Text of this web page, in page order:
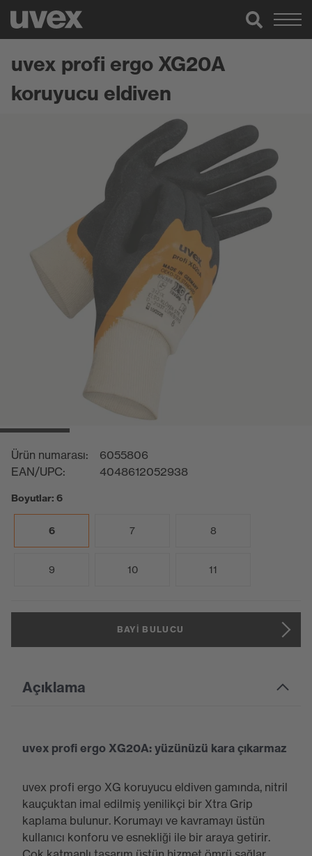
uvex profi ergo XG20A
koruyucu eldiven
Ürün numarası:
6055806
EAN/UPC:
4048612052938
Boyutlar: 6
6 7 8
9 10 11
BAYI BULUCU
Açıklama
uvex profi ergo XG20A: yüzünüzü kara çıkarmaz
uvex profi ergo XG koruyucu eldiven gamında, nitril
kauçuktan imal edilmiş yenilikçi bir Xtra Grip
kaplama bulunur. Korumayı ve kavramayı üstün
kullanıcı konforu ve esnekliği ile bir araya getirir.